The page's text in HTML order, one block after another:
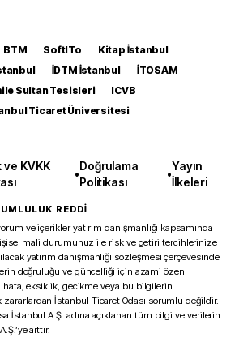
BTM SoftITo
Kitap İstanbul
İDTM İstanbul
İTOSAM
Sultan Tesisleri
ICVB
Ticaret Üniversitesi
ve KVKK
•
Doğrulama
Politikası
•
Yayın
İlkeleri
REDDİ
ve içerikler yatırım danışmanlığı kapsamında
mali durumunuz ile risk ve getiri tercihlerinize
yatırım danışmanlığı sözleşmesi çerçevesinde
doğruluğu ve güncelliği için azami özen
hata, eksiklik, gecikme veya bu bilgilerin
zararlardan İstanbul Ticaret Odası sorumlu değildir.
İstanbul A.Ş. adına açıklanan tüm bilgi ve verilerin
aittir.